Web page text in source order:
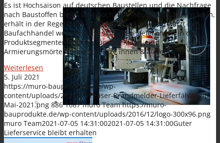
Es ist Hochsaison auf deutschen Baustellen und die Nachfrage
nach Baustoffen bleibt sehr hoch. Wer heute zügig liefern kann,
erhält in der Regel auch den Auftrag. muro unterstützt den
Baufachhandel weiterhin mit schnellen Lieferungen in den
Produktsegmenten Grundierungen, Klebe- und
Armierungsmörtel sowie für Putze innen & außen.
Weiterlesen
5. Juli 2021
https://muro-bauprodukte.de/wp-
content/uploads/2021/07/Teaser-Brandmelder-Lieferfähigkeit-
Mai-2021.png 886 1687 muro Team https://muro-
bauprodukte.de/wp-content/uploads/2016/12/logo-300x96.png
muro Team2021-07-05 14:31:002021-07-05 14:31:00Guter
Lieferservice bleibt erhalten